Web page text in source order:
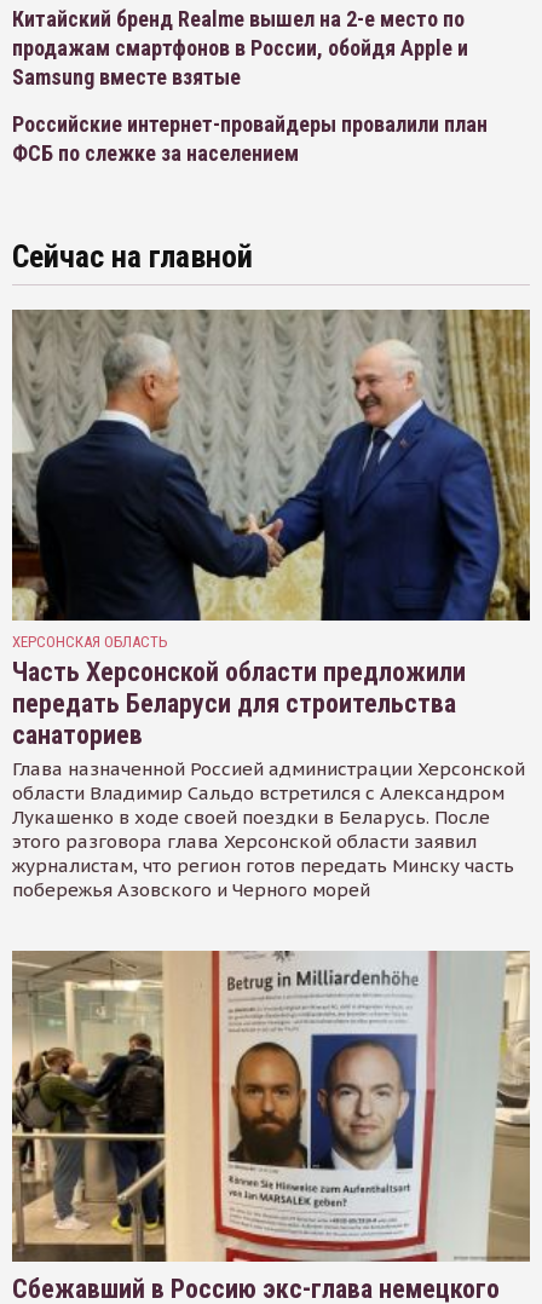
Китайский бренд Realme вышел на 2-е место по
продажам смартфонов в России, обойдя Apple и
Samsung вместе взятые
Российские интернет-провайдеры провалили план
ФСБ по слежке за населением
Сейчас на главной
ХЕРСОНСКАЯ ОБЛАСТЬ
Часть Херсонской области предложили
передать Беларуси для строительства
санаториев
Глава назначенной Россией администрации Херсонской
области Владимир Сальдо встретился с Александром
Лукашенко в ходе своей поездки в Беларусь. После
этого разговора глава Херсонской области заявил
журналистам, что регион готов передать Минску часть
побережья Азовского и Черного морей
Сбежавший в Россию экс-глава немецкого